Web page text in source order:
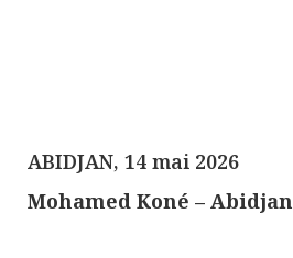
ABIDJAN, 14 mai 2026
Mohamed Koné –